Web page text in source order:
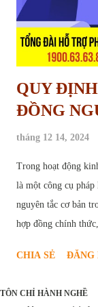
QUY
ĐỒNG
tháng 12 14, 2024
Trong hoạt động
là một công cụ
nguyên tắc cơ bản
hợp đồng chính
sau đây sẽ cung
CHIA SẺ ĐĂNG
TÔN CHỈ HÀNH NGHỀ